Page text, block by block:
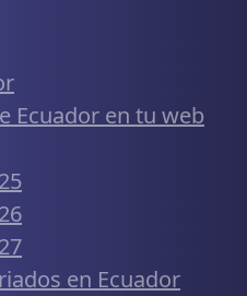
Ecuador en tu web
en Ecuador